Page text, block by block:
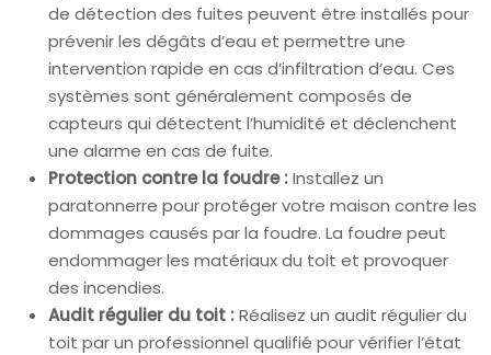
de détection des fuites peuvent être installés pour
prévenir les dégâts d’eau et permettre une
intervention rapide en cas d’infiltration d’eau. Ces
systèmes sont généralement composés de
capteurs qui détectent l’humidité et déclenchent
une alarme en cas de fuite.
Protection contre la foudre :Installez un
paratonnerre pour protéger votre maison contre les
dommages causés par la foudre. La foudre peut
endommager les matériaux du toit et provoquer
des incendies.
Audit régulier du toit :Réalisez un audit régulier du
toit par un professionnel qualifié pour vérifier l’état